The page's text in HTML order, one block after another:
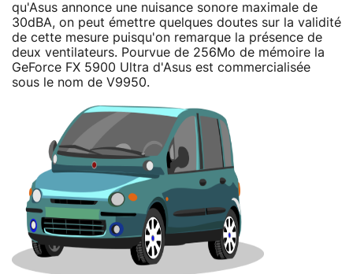
qu'Asus annonce une nuisance sonore maximale de
30dBA, on peut émettre quelques doutes sur la validité
de cette mesure puisqu'on remarque la présence de
deux ventilateurs. Pourvue de 256Mo de mémoire la
GeForce FX 5900 Ultra d'Asus est commercialisée
sous le nom de V9950.